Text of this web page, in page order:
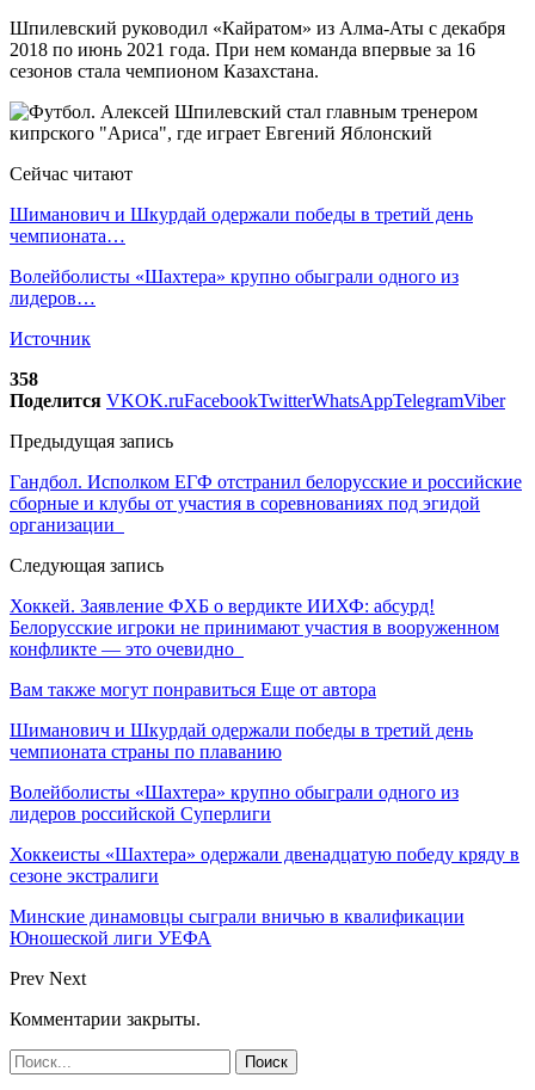
Шпилевский руководил «Кайратом» из Алма-Аты с декабря
2018 по июнь 2021 года. При нем команда впервые за 16
сезонов стала чемпионом Казахстана.
Сейчас читают
Шиманович и Шкурдай одержали победы в третий день
чемпионата…
Волейболисты «Шахтера» крупно обыграли одного из
лидеров…
Источник
358
Поделится VKOK.ruFacebookTwitterWhatsAppTelegramViber
Предыдущая запись
Гандбол. Исполком ЕГФ отстранил белорусские и российские
сборные и клубы от участия в соревнованиях под эгидой
организации
Следующая запись
Хоккей. Заявление ФХБ о вердикте ИИХФ: абсурд!
Белорусские игроки не принимают участия в вооруженном
конфликте — это очевидно
Вам также могут понравиться Еще от автора
Шиманович и Шкурдай одержали победы в третий день
чемпионата страны по плаванию
Волейболисты «Шахтера» крупно обыграли одного из
лидеров российской Суперлиги
Хоккеисты «Шахтера» одержали двенадцатую победу кряду в
сезоне экстралиги
Минские динамовцы сыграли вничью в квалификации
Юношеской лиги УЕФА
Prev Next
Комментарии закрыты.